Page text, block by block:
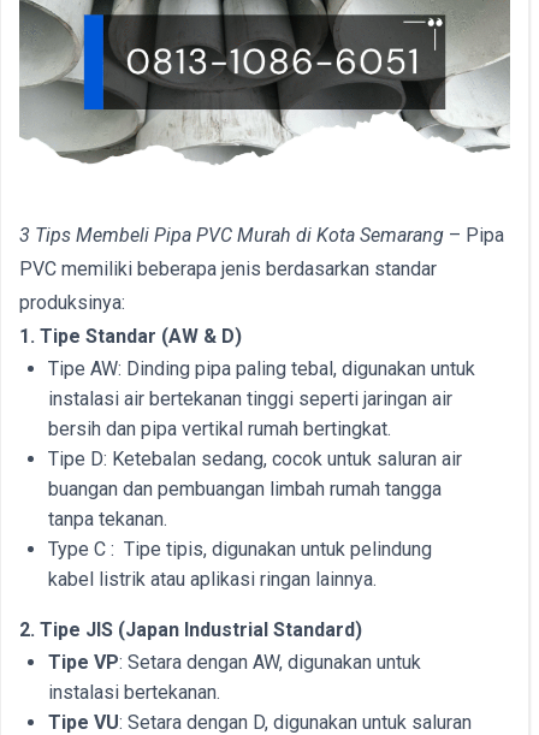
3 Tips Membeli Pipa PVC Murah di Kota Semarang – Pipa
PVC memiliki beberapa jenis berdasarkan standar
produksinya:
1. Tipe Standar (AW & D)
Tipe AW: Dinding pipa paling tebal, digunakan untuk
instalasi air bertekanan tinggi seperti jaringan air
bersih dan pipa vertikal rumah bertingkat.
Tipe D: Ketebalan sedang, cocok untuk saluran air
buangan dan pembuangan limbah rumah tangga
tanpa tekanan.
Type C : Tipe tipis, digunakan untuk pelindung
kabel listrik atau aplikasi ringan lainnya.
2. Tipe JIS (Japan Industrial Standard)
Tipe VP: Setara dengan AW, digunakan untuk
instalasi bertekanan.
Tipe VU: Setara dengan D, digunakan untuk saluran